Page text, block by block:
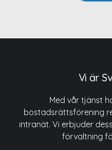
Vi är
Med vår tjänst
bostadsrättsförening
intranät. Vi erbjuder
förvaltning